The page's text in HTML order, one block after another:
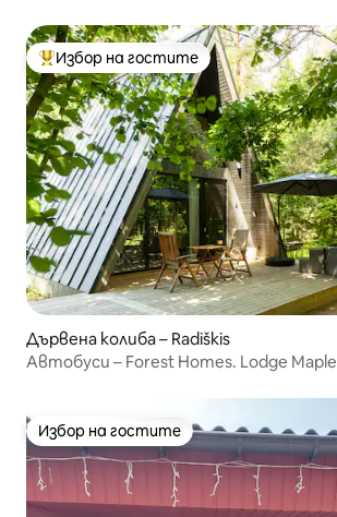
Най-популярен избор на гостите
Избор на гостите
Дървена колиба – Radiškis
Автобуси – Forest Homes. Lodge Maple
Избор на гостите
Избор на гостите